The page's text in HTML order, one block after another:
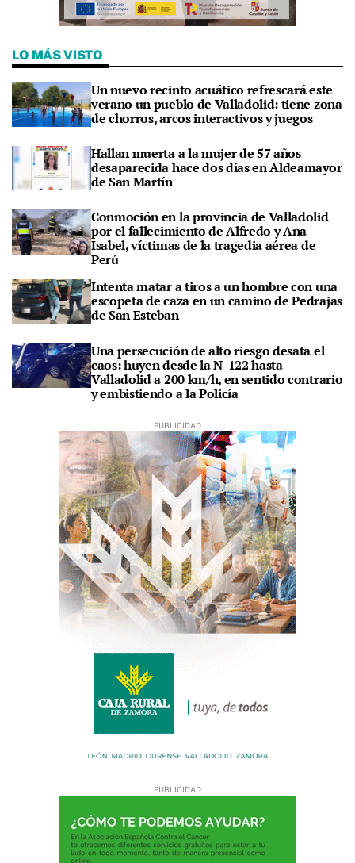
LO MÁS VISTO
Un nuevo recinto acuático refrescará este
verano un pueblo de Valladolid: tiene zona
de chorros, arcos interactivos y juegos
Hallan muerta a la mujer de 57 años
desaparecida hace dos días en Aldeamayor
de San Martín
Conmoción en la provincia de Valladolid
por el fallecimiento de Alfredo y Ana
Isabel, víctimas de la tragedia aérea de
Perú
Intenta matar a tiros a un hombre con una
escopeta de caza en un camino de Pedrajas
de San Esteban
Una persecución de alto riesgo desata el
caos: huyen desde la N-122 hasta
Valladolid a 200 km/h, en sentido contrario
y embistiendo a la Policía